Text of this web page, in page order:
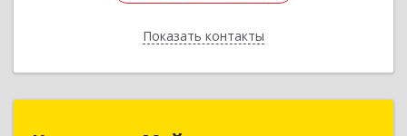
Показать контакты
Назад